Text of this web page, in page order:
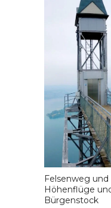
Felsenweg
Höhenflüge
Bürgenstock